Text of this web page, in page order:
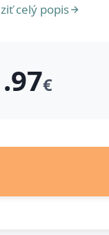
celý popis
€